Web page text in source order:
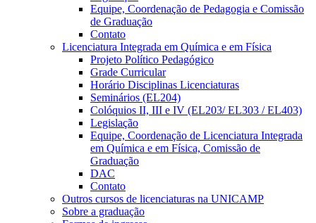
Equipe, Coordenação de Pedagogia e Comissão
de Graduação
Contato
Licenciatura Integrada em Química e em Física
Projeto Político Pedagógico
Grade Curricular
Horário Disciplinas Licenciaturas
Seminários (EL204)
Colóquios II, III e IV (EL203/ EL303 / EL403)
Legislação
Equipe, Coordenação de Licenciatura Integrada
em Química e em Física, Comissão de
Graduação
DAC
Contato
Outros cursos de licenciaturas na UNICAMP
Sobre a graduação